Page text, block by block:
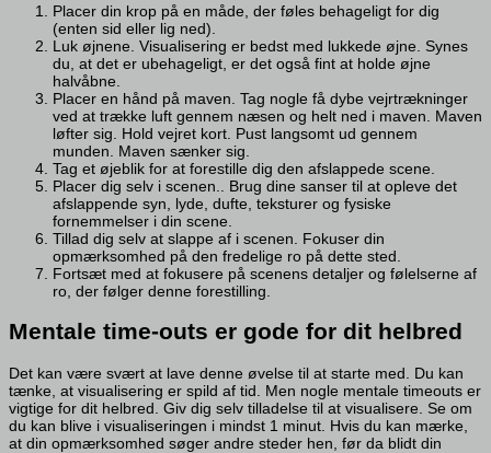
Placer din krop på en måde, der føles behageligt for dig
(enten sid eller lig ned).
Luk øjnene. Visualisering er bedst med lukkede øjne. Synes
du, at det er ubehageligt, er det også fint at holde øjne
halvåbne.
Placer en hånd på maven. Tag nogle få dybe vejrtrækninger
ved at trække luft gennem næsen og helt ned i maven. Maven
løfter sig. Hold vejret kort. Pust langsomt ud gennem
munden. Maven sænker sig.
Tag et øjeblik for at forestille dig den afslappede scene.
Placer dig selv i scenen.. Brug dine sanser til at opleve det
afslappende syn, lyde, dufte, teksturer og fysiske
fornemmelser i din scene.
Tillad dig selv at slappe af i scenen. Fokuser din
opmærksomhed på den fredelige ro på dette sted.
Fortsæt med at fokusere på scenens detaljer og følelserne af
ro, der følger denne forestilling.
Mentale time-outs er gode for dit helbred
Det kan være svært at lave denne øvelse til at starte med. Du kan
tænke, at visualisering er spild af tid. Men nogle mentale timeouts er
vigtige for dit helbred. Giv dig selv tilladelse til at visualisere. Se om
du kan blive i visualiseringen i mindst 1 minut. Hvis du kan mærke,
at din opmærksomhed søger andre steder hen, før da blidt din